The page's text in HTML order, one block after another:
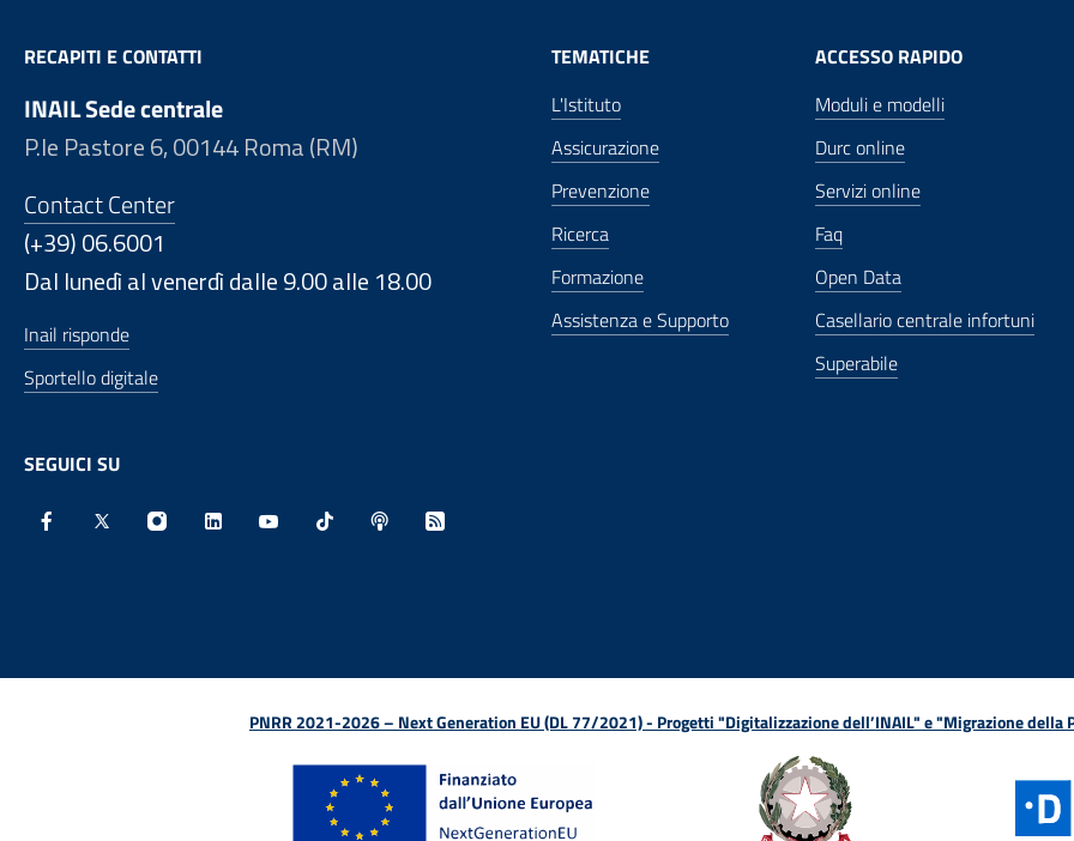
RECAPITI E CONTATTI
INAIL Sede centrale
P.le Pastore 6, 00144 Roma (RM)
Contact Center
(+39) 06.6001
Dal lunedì al venerdì dalle 9.00 alle 18.00
Inail risponde
Sportello digitale
SEGUICI SU
TEMATICHE
L'Istituto
Assicurazione
Prevenzione
Ricerca
Formazione
Assistenza e Supporto
ACCESSO RAPIDO
Moduli e modelli
Durc online
Servizi online
Faq
Open Data
Casellario centrale infortuni
Superabile
PNRR 2021-2026 – Next Generation EU (DL 77/2021) - Progetti "Digitalizzazione dell’INAIL" e "Migrazione della